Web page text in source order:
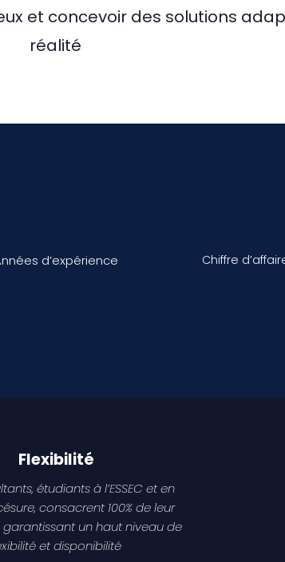
et concevoir des solutions
réalité
d’expérience Chiffre
Flexibilité
étudiants à l’ESSEC et en
consacrent 100% de leur
garantissant un haut niveau de
et disponibilité